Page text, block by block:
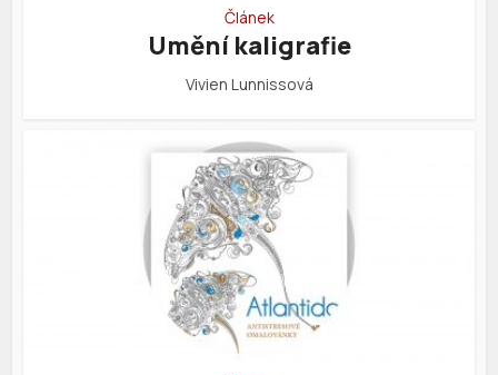
Článek
Umění kaligrafie
Vivien Lunnissová